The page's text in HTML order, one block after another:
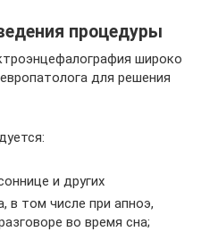
процедуры
широко
для решения
и других
в том числе при апноэ,
во время сна;